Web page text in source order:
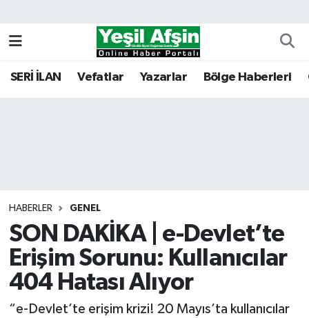
SERİ İLAN Vefatlar Yazarlar Bölge Haberleri
HABERLER GENEL
SON DAKİKA | e-Devlet’te
Erişim Sorunu: Kullanıcılar
404 Hatası Alıyor
“e-Devlet’te erişim krizi! 20 Mayıs’ta kullanıcılar
Kahramanmaraş Nöbetçi Eczaneler
Tüm Manşetler
Son Dakika Haberleri